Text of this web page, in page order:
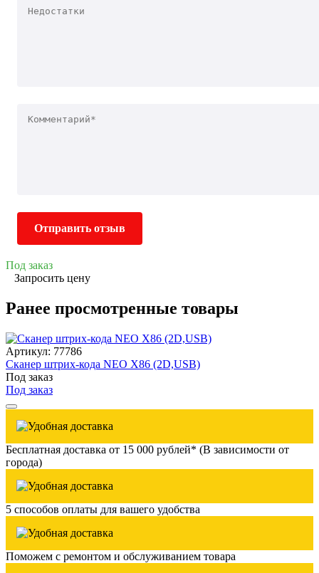
Отправить отзыв
Под заказ
Запросить цену
Ранее просмотренные товары
Артикул: 77786
Сканер штрих-кода NEO X86 (2D,USB)
Под заказ
Под заказ
Бесплатная доставка от 15 000 рублей* (В зависимости от
города)
5 способов оплаты для вашего удобства
Поможем с ремонтом и обслуживанием товара